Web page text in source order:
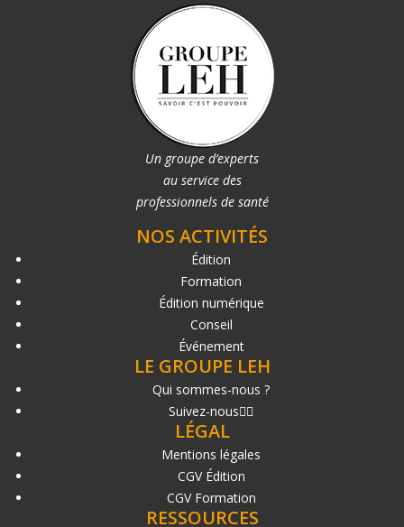
Un groupe d’experts
au service des
professionnels de santé
NOS ACTIVITÉS
Édition
Formation
Édition numérique
Conseil
Événement
LE GROUPE LEH
Qui sommes-nous ?
Suivez-nous
LÉGAL
Mentions légales
CGV Édition
CGV Formation
RESSOURCES